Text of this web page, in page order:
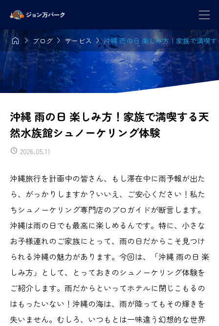
 ブログ サービス 沖縄 雨の日 楽しみ方！家族で満喫
沖縄 雨の日 楽しみ方！家族で満喫する天
然水族館シュノーケリング体験
2026.05.11
沖縄旅行を計画中の皆さん、もし滞在中に雨予報が出た
ら、がっかりしますか？いいえ、ご安心ください！私た
ちシュノーケリング専門店のプロガイドが断言します。
沖縄は雨の日でも最高に楽しめるんです。特に、小さな
お子様連れのご家族にとって、雨の日だからこそ見つけ
られる沖縄の魅力があります。今回は、「沖縄 雨の日 楽
しみ方」として、とっておきのシュノーケリング体験を
ご紹介します。雨だからといってホテルに閉じこもるの
はもったいない！沖縄の海は、雨が降ってもその輝きを
失いません。むしろ、いつもとは一味違う幻想的な世界